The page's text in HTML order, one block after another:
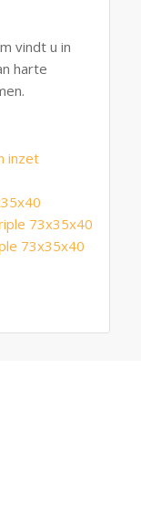
vindt u in
harte
inzet
73x35x40
73x35x40